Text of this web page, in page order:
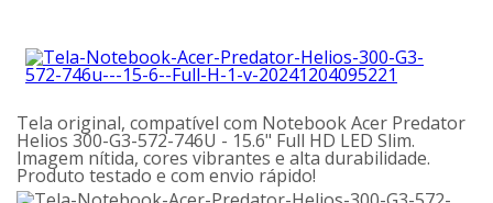
Tela original, compatível com Notebook Acer Predator
Helios 300-G3-572-746U - 15.6" Full HD LED Slim.
Imagem nítida, cores vibrantes e alta durabilidade.
Produto testado e com envio rápido!